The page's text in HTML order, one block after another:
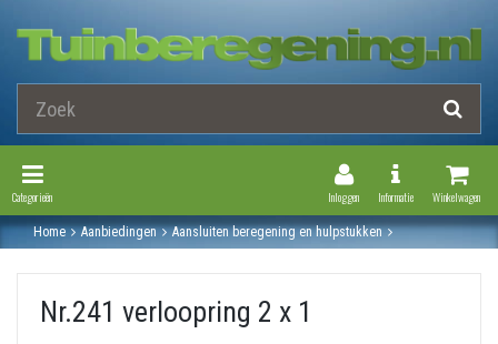
Winkelwagen
Toggle
Informatie
Inloggen
Toggle Navigation
Categorieën
Home Aanbiedingen
Aansluiten beregening en hulpstukken
Nr.241 verloopring 2 x 1